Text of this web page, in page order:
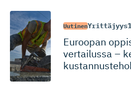
UutinenYrittäjyys
Euroopan
vertailussa –